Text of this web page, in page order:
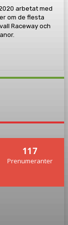
arbetat med
om de flesta
Raceway och
117
Prenumeranter